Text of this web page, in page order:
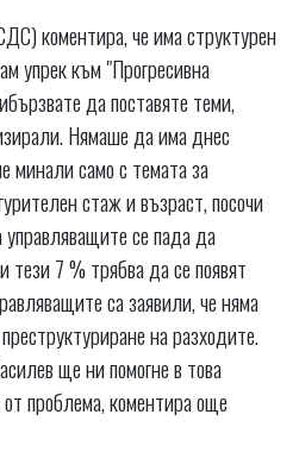
коментира, че има структурен
упрек към "Прогресивна
да поставяте теми,
Нямаше да има днес
минали само с темата за
стаж и възраст, посочи
управляващите се пада да
7 % трябва да се появят
са заявили, че няма
на разходите.
ще ни помогне в това
проблема, коментира още